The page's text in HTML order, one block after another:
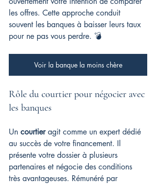
les offres. Cette approche conduit
souvent les banques à baisser leurs taux
pour ne pas vous perdre. 💣
Voir la banque la moins chère
Rôle du courtier pour négocier avec
les banques
Un courtier agit comme un expert dédié
au succès de votre financement. Il
présente votre dossier à plusieurs
partenaires et négocie des conditions
très avantageuses. Rémunéré par